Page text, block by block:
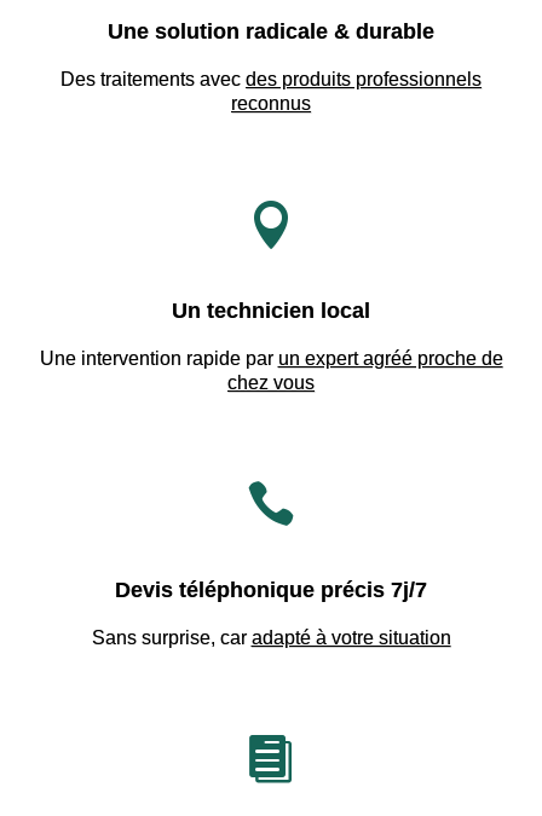
Une solution radicale & durable
Des traitements avec des produits professionnels
reconnus

Un technicien local
Une intervention rapide par un expert agréé proche de
chez vous

Devis téléphonique précis 7j/7
Sans surprise, car adapté à votre situation
